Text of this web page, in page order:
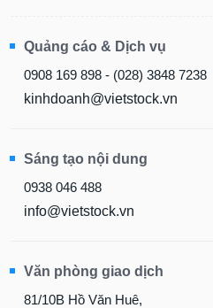
Quảng cáo & Dịch vụ
0908 169 898 - (028) 3848 7238
kinhdoanh@vietstock.vn
Sáng tạo nội dung
0938 046 488
info@vietstock.vn
Văn phòng giao dịch
81/10B Hồ Văn Huê,